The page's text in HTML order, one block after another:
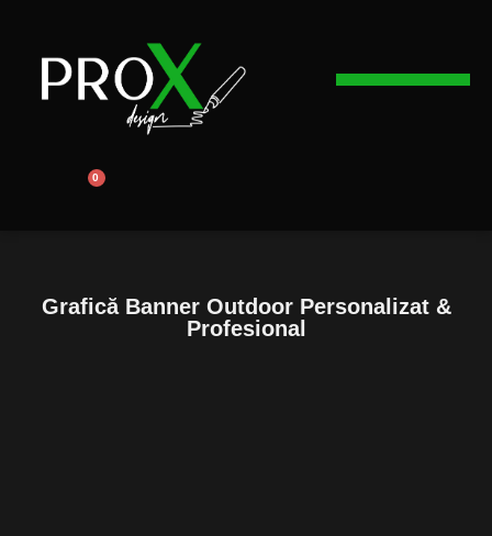
0
Grafică Banner Outdoor Personalizat &
Profesional